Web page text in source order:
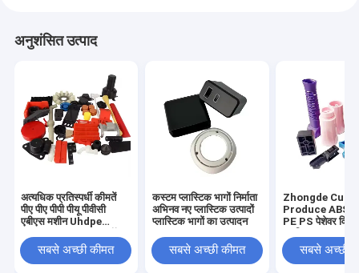
अनुशंसित उत्पाद
अत्यधिक प्रतिस्पर्धी कीमतें
पीए पीए पीपी पीयू पीवीसी
एबीएस मशीन Uhdpe
प्लास्टिक स्पेयर पार्ट्स
प्लास्टिक पार्ट्स
सबसे अच्छी कीमत
कस्टम प्लास्टिक भागों निर्माता
अभिनव नए प्लास्टिक उत्पादों
प्लास्टिक भागों का उत्पादन
सबसे अच्छी कीमत
Zhongde
Produce ABS
PE PS पेशेवर
सबसे अच्छी